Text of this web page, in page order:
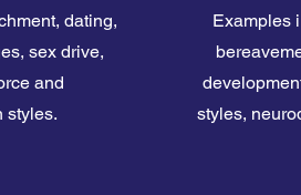
dating,
sex drive,
and
styles.
Examples
styles,